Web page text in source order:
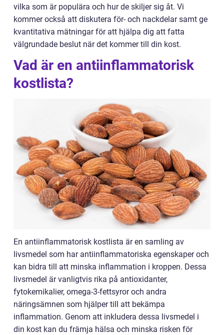
vilka som är populära och hur de skiljer sig åt. Vi
kommer också att diskutera för- och nackdelar samt ge
kvantitativa mätningar för att hjälpa dig att fatta
välgrundade beslut när det kommer till din kost.
Vad är en antiinflammatorisk
kostlista?
En antiinflammatorisk kostlista är en samling av
livsmedel som har antiinflammatoriska egenskaper och
kan bidra till att minska inflammation i kroppen. Dessa
livsmedel är vanligtvis rika på antioxidanter,
fytokemikalier, omega-3-fettsyror och andra
näringsämnen som hjälper till att bekämpa
inflammation. Genom att inkludera dessa livsmedel i
din kost kan du främja hälsa och minska risken för